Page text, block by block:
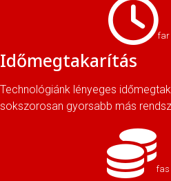
far
Időmegtakarítás
Technológiánk lényeges
sokszorosan gyorsabb más
fas